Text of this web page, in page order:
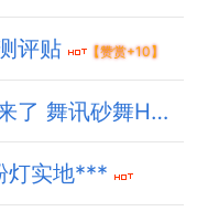
评贴 【赞赏+10】
舞讯砂舞H灯舞
灯实地***